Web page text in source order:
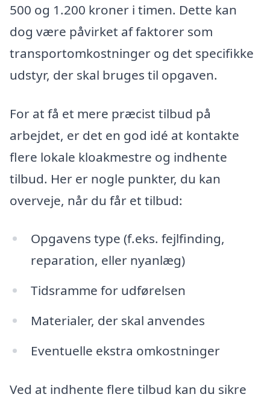
500 og 1.200 kroner i timen. Dette kan
dog være påvirket af faktorer som
transportomkostninger og det specifikke
udstyr, der skal bruges til opgaven.
For at få et mere præcist tilbud på
arbejdet, er det en god idé at kontakte
flere lokale kloakmestre og indhente
tilbud. Her er nogle punkter, du kan
overveje, når du får et tilbud:
Opgavens type (f.eks. fejlfinding,
reparation, eller nyanlæg)
Tidsramme for udførelsen
Materialer, der skal anvendes
Eventuelle ekstra omkostninger
Ved at indhente flere tilbud kan du sikre